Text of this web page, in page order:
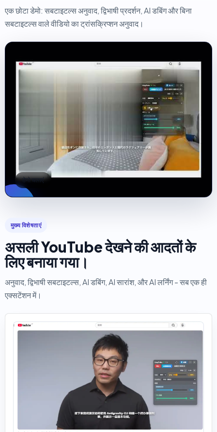
एक छोटा डेमो: सबटाइटल्स अनुवाद, द्विभाषी प्रदर्शन, AI डबिंग और बिना
सबटाइटल्स वाले वीडियो का ट्रांसक्रिप्शन अनुवाद।
डेमो चलाएं
मुख्य विशेषताएं
असली YouTube देखने की आदतों के
लिए बनाया गया।
अनुवाद, द्विभाषी सबटाइटल्स, AI डबिंग, AI सारांश, और AI लर्निंग - सब एक ही
एक्सटेंशन में।